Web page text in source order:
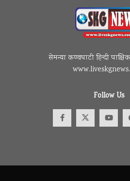
सेमन्या कण्वघाटी हिन्दी
Follow Us